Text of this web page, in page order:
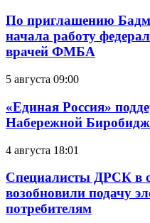
По приглашению
начала работу
врачей ФМБА
5 августа 09:00
«Единая Россия»
Набережной
4 августа 18:01
Специалисты ДРСК в
возобновили подачу
потребителям